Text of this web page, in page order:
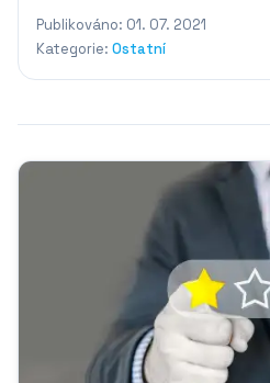
Publikováno: 01. 07. 2021
Kategorie: Ostatní